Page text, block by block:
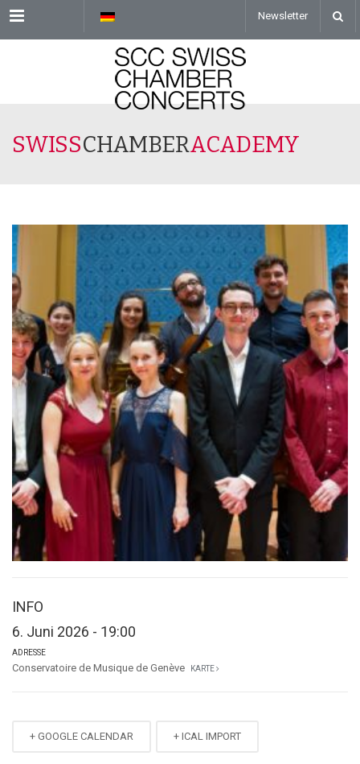
Menu Newsletter
SWISSCHAMBERACADEMY
INFO
6. Juni 2026 - 19:00
ADRESSE
Conservatoire de Musique de Genève KARTE
+ GOOGLE CALENDAR + ICAL IMPORT